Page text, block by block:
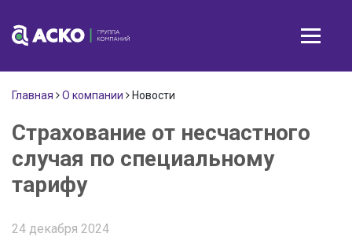
Главная О компании Новости
Страхование от несчастного
случая по специальному
тарифу
24 декабря 2024